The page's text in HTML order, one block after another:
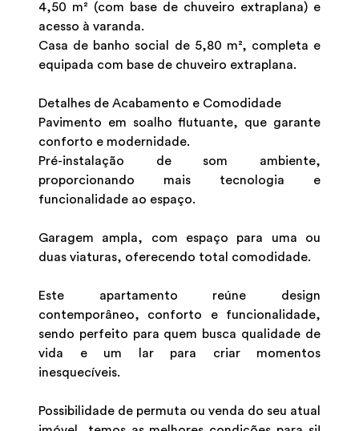
4,50 m² (com base de chuveiro extraplana) e
acesso à varanda.
Casa de banho social de 5,80 m², completa e
equipada com base de chuveiro extraplana.
Detalhes de Acabamento e Comodidade
Pavimento em soalho flutuante, que garante
conforto e modernidade.
Pré-instalação de som ambiente,
proporcionando mais tecnologia e
funcionalidade ao espaço.
Garagem ampla, com espaço para uma ou
duas viaturas, oferecendo total comodidade.
Este apartamento reúne design
contemporâneo, conforto e funcionalidade,
sendo perfeito para quem busca qualidade de
vida e um lar para criar momentos
inesquecíveis.
Possibilidade de permuta ou venda do seu atual